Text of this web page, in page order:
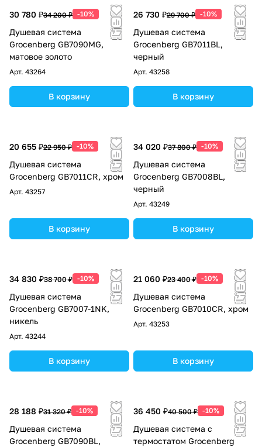
30 780 ₽34 200 ₽ -10%
Душевая система
Grocenberg GB7090MG,
матовое золото
Арт. 43264
В корзину
26 730 ₽29 700 ₽ -10%
Душевая система
Grocenberg GB7011BL,
черный
Арт. 43258
В корзину
20 655 ₽22 950 ₽ -10%
Душевая система
Grocenberg GB7011CR, хром
Арт. 43257
В корзину
34 020 ₽37 800 ₽ -10%
Душевая система
Grocenberg GB7008BL,
черный
Арт. 43249
В корзину
34 830 ₽38 700 ₽ -10%
Душевая система
Grocenberg GB7007-1NK,
никель
Арт. 43244
В корзину
21 060 ₽23 400 ₽ -10%
Душевая система
Grocenberg GB7010CR, хром
Арт. 43253
В корзину
28 188 ₽31 320 ₽ -10%
Душевая система
Grocenberg GB7090BL,
36 450 ₽40 500 ₽ -10%
Душевая система с
термостатом Grocenberg